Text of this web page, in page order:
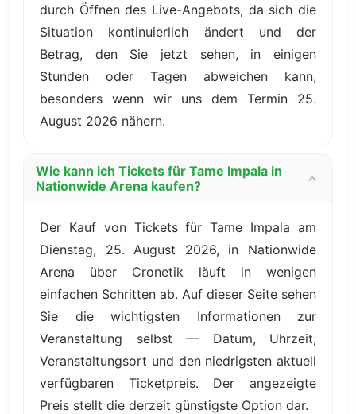
durch Öffnen des Live-Angebots, da sich die
Situation kontinuierlich ändert und der
Betrag, den Sie jetzt sehen, in einigen
Stunden oder Tagen abweichen kann,
besonders wenn wir uns dem Termin 25.
August 2026 nähern.
Wie kann ich Tickets für Tame Impala in
Nationwide Arena kaufen?
Der Kauf von Tickets für Tame Impala am
Dienstag, 25. August 2026, in Nationwide
Arena über Cronetik läuft in wenigen
einfachen Schritten ab. Auf dieser Seite sehen
Sie die wichtigsten Informationen zur
Veranstaltung selbst — Datum, Uhrzeit,
Veranstaltungsort und den niedrigsten aktuell
verfügbaren Ticketpreis. Der angezeigte
Preis stellt die derzeit günstigste Option dar.